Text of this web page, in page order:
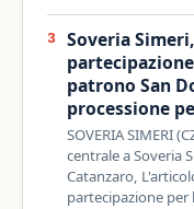
3
Soveria
patrono San
processione
SOVERIA SIMERI
centrale a Soveria
Catanzaro,
partecipazione